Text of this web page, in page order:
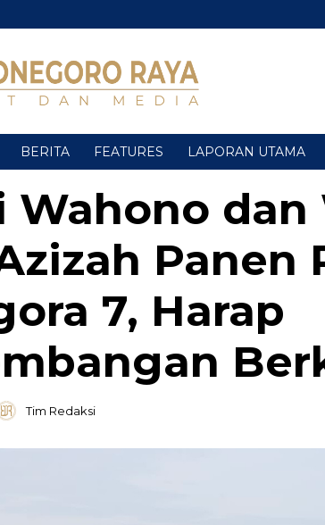
BERITA FEATURES LAPORAN UTAMA
Wahono dan
Panen
7, Harap
Tim Redaksi